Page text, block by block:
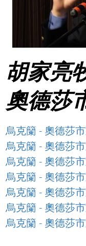
胡家亮
奧德莎
烏克籣 - 奧德莎
烏克籣 - 奧德莎
烏克籣 - 奧德莎
烏克籣 - 奧德莎
烏克籣 - 奧德莎
烏克籣 - 奧德莎
烏克籣 - 奧德莎